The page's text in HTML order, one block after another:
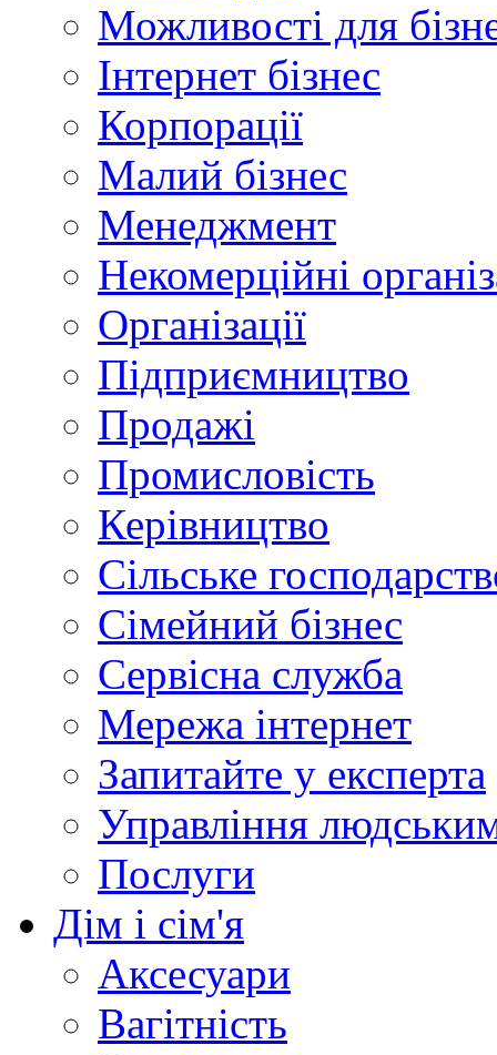
Можливості для
Інтернет бізнес
Корпорації
Малий бізнес
Менеджмент
Некомерційні
Організації
Підприємництво
Продажі
Промисловість
Керівництво
Сільське
Сімейний бізнес
Сервісна служба
Мережа інтернет
Запитайте у експерта
Управління
Послуги
Дім і сім'я
Аксесуари
Вагітність